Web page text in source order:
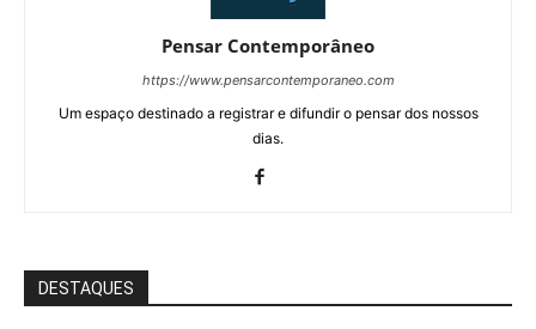
Pensar Contemporâneo
https://www.pensarcontemporaneo.com
Um espaço destinado a registrar e difundir o pensar dos nossos
dias.
DESTAQUES